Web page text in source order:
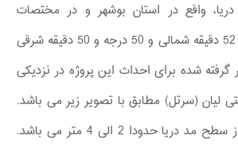
واقع در استان بوشهر و در مختصات
جغرافیایی 28 درجه و 52 دقیقه شمالی و 50 درجه و 50 دقیقه شرقی
گرفته شده برای احداث این پروژه در نزدیکی
لیان (سرتل) مطابق با تصویر زیر می باشد.
ارتفاع زمین ساحلی از سطح مد دریا حدودا 2 الی 4 متر می باشد.